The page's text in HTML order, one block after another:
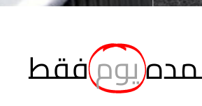
يومفقط